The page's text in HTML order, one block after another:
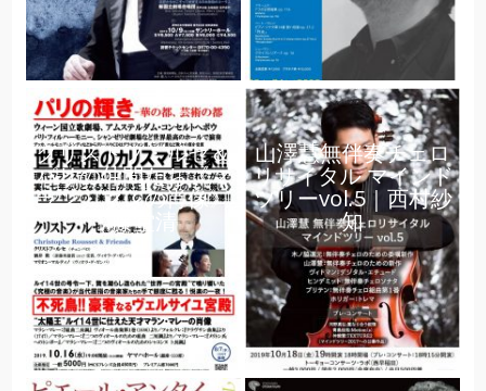
クリストフ・ルセ＆
パリの仲間たち《マ
ラン・マレの肖像》
｜藤堂清
山澤慧無伴奏チェロ
リサイタル マインド
ツリーvol.5｜西村紗
知